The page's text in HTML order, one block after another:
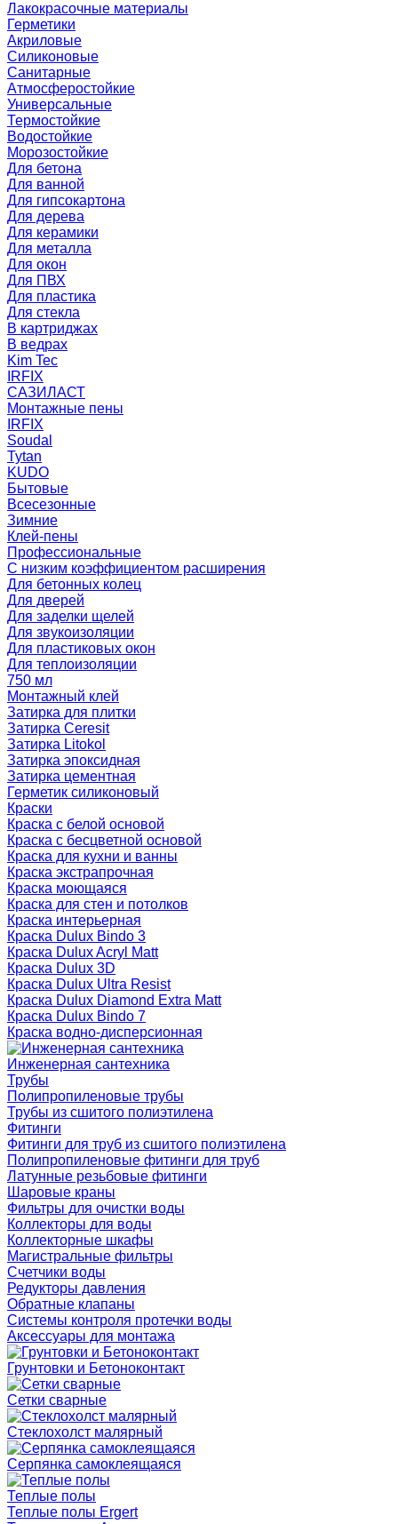
Лакокрасочные материалы
Герметики
Акриловые
Силиконовые
Санитарные
Атмосферостойкие
Универсальные
Термостойкие
Водостойкие
Морозостойкие
Для бетона
Для ванной
Для гипсокартона
Для дерева
Для керамики
Для металла
Для окон
Для ПВХ
Для пластика
Для стекла
В картриджах
В ведрах
Kim Tec
IRFIX
САЗИЛАСТ
Монтажные пены
IRFIX
Soudal
Tytan
KUDO
Бытовые
Всесезонные
Зимние
Клей-пены
Профессиональные
С низким коэффициентом расширения
Для бетонных колец
Для дверей
Для заделки щелей
Для звукоизоляции
Для пластиковых окон
Для теплоизоляции
750 мл
Монтажный клей
Затирка для плитки
Затирка Ceresit
Затирка Litokol
Затирка эпоксидная
Затирка цементная
Герметик силиконовый
Краски
Краска с белой основой
Краска с бесцветной основой
Краска для кухни и ванны
Краска экстрапрочная
Краска моющаяся
Краска для стен и потолков
Краска интерьерная
Краска Dulux Bindo 3
Краска Dulux Acryl Matt
Краска Dulux 3D
Краска Dulux Ultra Resist
Краска Dulux Diamond Extra Matt
Краска Dulux Bindo 7
Краска водно-дисперсионная
Инженерная сантехника
Трубы
Полипропиленовые трубы
Трубы из сшитого полиэтилена
Фитинги
Фитинги для труб из сшитого полиэтилена
Полипропиленовые фитинги для труб
Латунные резьбовые фитинги
Шаровые краны
Фильтры для очистки воды
Коллекторы для воды
Коллекторные шкафы
Магистральные фильтры
Счетчики воды
Редукторы давления
Обратные клапаны
Системы контроля протечки воды
Аксессуары для монтажа
Грунтовки и Бетоноконтакт
Сетки сварные
Cтеклохолст малярный
Серпянка самоклеящаяся
Теплые полы
Теплые полы Ergert